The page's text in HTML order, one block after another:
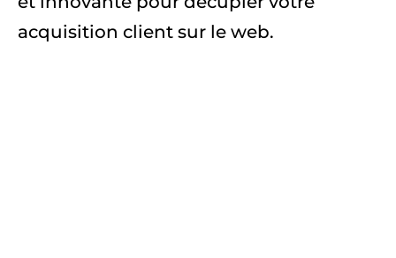
acquisition client sur le web.